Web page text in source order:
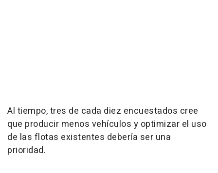
Al tiempo, tres de cada diez encuestados cree
que producir menos vehículos y optimizar el uso
de las flotas existentes debería ser una
prioridad.